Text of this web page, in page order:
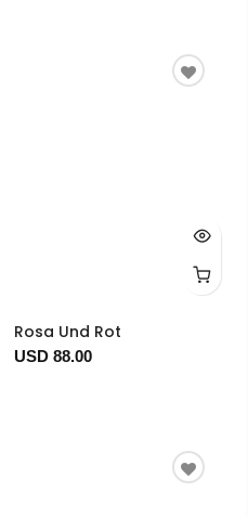
Rosa Und Rot
USD 88.00